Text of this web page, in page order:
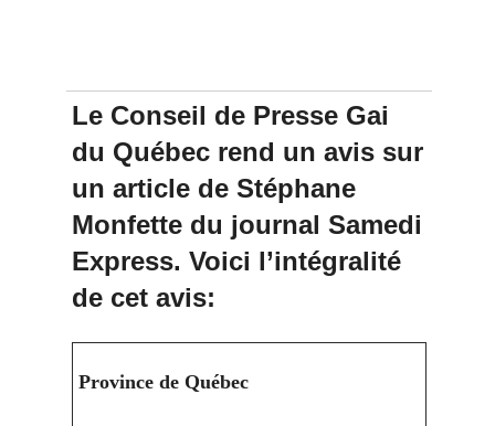
Le Conseil de Presse Gai
du Québec rend un avis sur
un article de Stéphane
Monfette du journal Samedi
Express. Voici l’intégralité
de cet avis:
Province de Québec